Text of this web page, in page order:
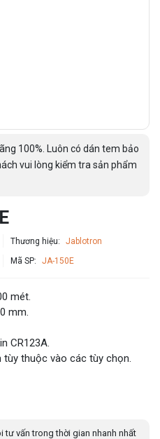
100%. Luôn có dán tem bảo
vui lòng kiểm tra sản phẩm
Thương hiệu: Jablotron
Mã SP: JA-150E
mét.
mm.
CR123A.
tùy thuộc vào các tùy chọn.
vấn trong thời gian nhanh nhất